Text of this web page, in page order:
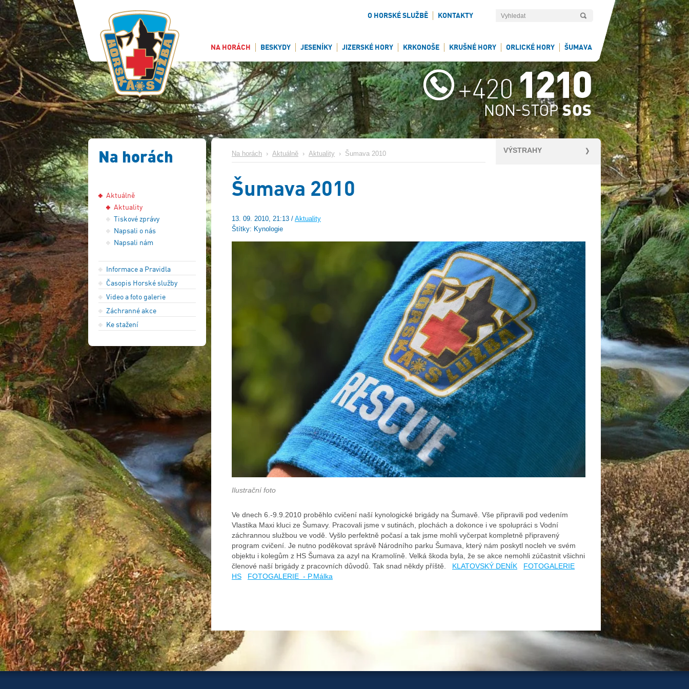
O HORSKÉ SLUŽBĚ KONTAKTY
NA HORÁCH BESKYDY JESENÍKY JIZERSKÉ HORY KRKONOŠE KRUŠNÉ HORY ORLICKÉ HORY ŠUMAVA
Na horách
Aktuálně
Aktuality
Tiskové zprávy
Napsali o nás
Napsali nám
Informace a Pravidla
Časopis Horské služby
Video a foto galerie
Záchranné akce
Ke stažení
VÝSTRAHY
Na horách › Aktuálně › Aktuality › Šumava 2010
Šumava 2010
13. 09. 2010, 21:13 / Aktuality
Štítky: Kynologie
Ilustrační foto
Ve dnech 6.-9.9.2010 proběhlo cvičení naší kynologické brigády na Šumavě. Vše připravili pod vedením
Vlastika Maxi kluci ze Šumavy. Pracovali jsme v sutinách, plochách a dokonce i ve spolupráci s Vodní
záchrannou službou ve vodě. Vyšlo perfektně počasí a tak jsme mohli vyčerpat kompletně připravený
program cvičení. Je nutno poděkovat správě Národního parku Šumava, který nám poskytl nocleh ve svém
objektu i kolegům z HS Šumava za azyl na Kramolíně. Velká škoda byla, že se akce nemohli zúčastnit všichni
členové naší brigády z pracovních důvodů. Tak snad někdy příště. KLATOVSKÝ DENÍK
FOTOGALERIE
HS
FOTOGALERIE - P.Málka